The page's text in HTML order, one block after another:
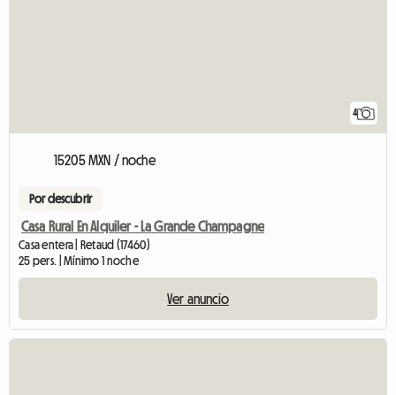
4
15205 MXN / noche
Por descubrir
Casa Rural En Alquiler - La Grande Champagne
Casa entera | Retaud (17460)
25 pers. | Mínimo 1 noche
Ver anuncio